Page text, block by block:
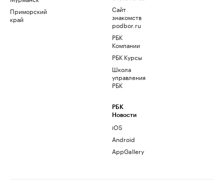
Приморский
край
Сайт
знакомств
podbor.ru
РБК
Компании
РБК Курсы
Школа
управления
РБК
РБК
Новости
iOS
Android
AppGallery